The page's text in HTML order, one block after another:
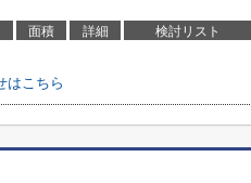
面積 詳細 検討リスト
はこちら